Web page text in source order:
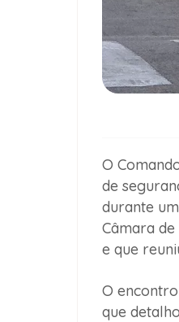
O
de
durante
Câmara
e que
O
que